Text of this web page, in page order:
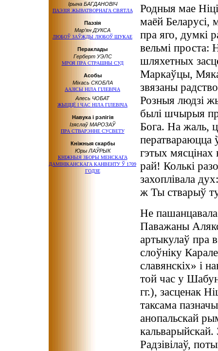
Ірына БАГДАНОВІЧ
ПАЭЗІЯ ЖЫВАТВОРНАГА СВЯТЛА
Паэзія
Мар’ян ДУКСА
ЛЮБОЎ ЗАЎЖДЫ ЛЮБОЎ ШУКАЕ
Пераклады
Герберт УЭЛС
МРОЯ ПРА СТРАШНЫ СУД
Асобы
Міхась СКОБЛА
ААЗІСЫ НІЛА ГІЛЕВІЧА
Алесь ЧОБАТ
ЖЫЦЦЁ І ЧАС НІЛА ГІЛЕВІЧА
Навука і рэлігія
Ізяслаў МАРОЗАЎ
ПРА СТВАРЭННЕ СУСВЕТУ
Кніжныя скарбы
Юры ЛАЎРЫК
КНІЖНЫЯ ЗБОРЫ МЕНСКАГА
ДАМІНІКАНСКАГА КАНВЕНТУ Ў 1709
ГОДЗЕ
Родныя мае
маёй Беларусі,
пра яго, думкі
вельмі проста:
шляхетных
Маркаўцы,
звязаны
Розныя людзі
былі шчырыя
Бога. На жаль,
ператвараюцца
гэтых
рай! Колькі
захоплівала
ж Ты стварыў
Не
Паважаны
артыкулаў пра
слоўніку
славянскіх» і
той час у
гг.), засценак
таксама
анопальскай
Радзівілаў,